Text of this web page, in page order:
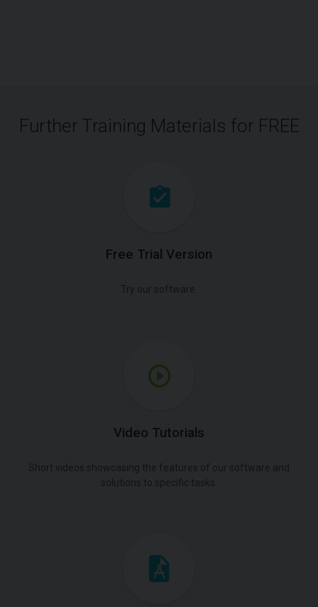
Further Training Materials for FREE
Free Trial Version
Video Tutorials